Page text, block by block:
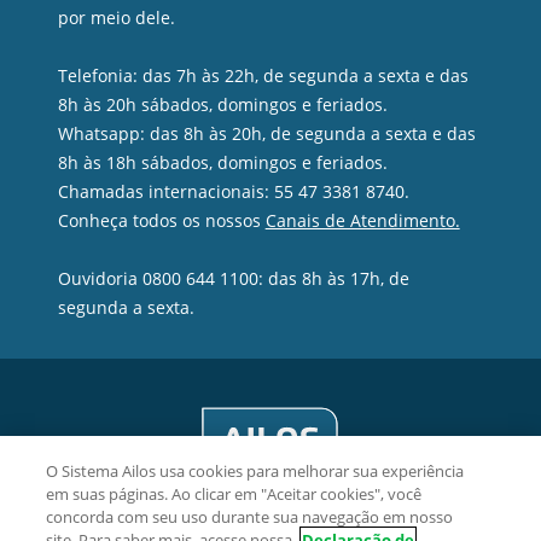
por meio dele.
Telefonia: das 7h às 22h, de segunda a sexta e das
8h às 20h sábados, domingos e feriados.
Whatsapp: das 8h às 20h, de segunda a sexta e das
8h às 18h sábados, domingos e feriados.
Chamadas internacionais: 55 47 3381 8740.
Conheça todos os nossos Canais de Atendimento.
Ouvidoria 0800 644 1100: das 8h às 17h, de
segunda a sexta.
O Sistema Ailos usa cookies para melhorar sua experiência
em suas páginas. Ao clicar em "Aceitar cookies", você
concorda com seu uso durante sua navegação em nosso